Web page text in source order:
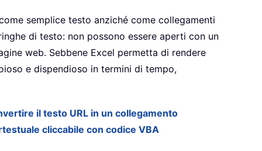
semplice testo anziché come collegamenti
di testo: non possono essere aperti con un
web. Sebbene Excel permetta di rendere
e dispendioso in termini di tempo,
il testo URL in un collegamento
cliccabile con codice VBA